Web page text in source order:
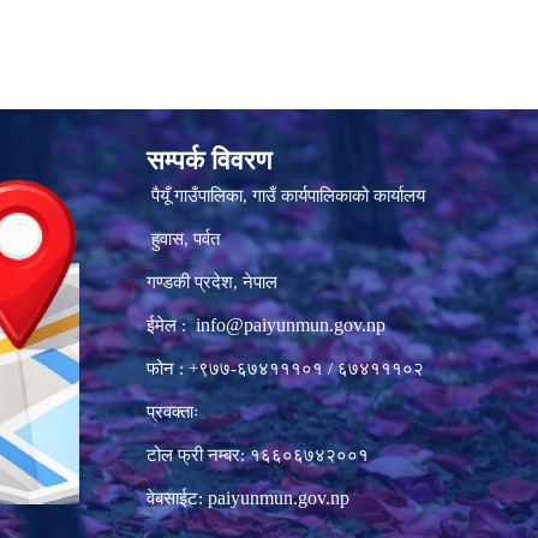
सम्पर्क विवरण
पैयूँ गाउँपालिका, गाउँ कार्यपालिकाको कार्यालय
हुवास, पर्वत
गण्डकी प्रदेश, नेपाल
ईमेल :info@paiyunmun.gov.np
फोन : +९७७-६७४१११०१ / ६७४१११०२
प्रवक्ताः
टोल फ्री नम्बर: १६६०६७४२००१
वेबसाईट: paiyunmun.gov.np